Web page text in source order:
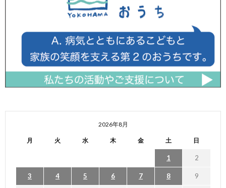
2026年8月
月 火 水 木 金 土 日
1 2
3 4 5 6 7 8 9